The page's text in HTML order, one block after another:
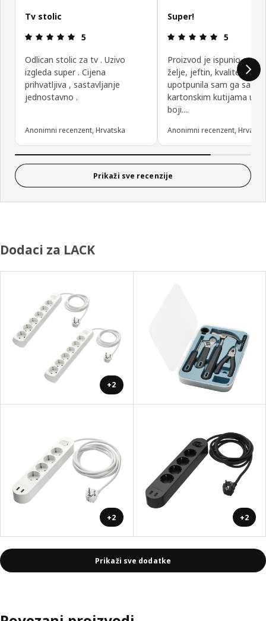
Tv stolic
Ocjena i recenzija: 5 od 5 zvjezdica.
5
Odlican stolic za tv . Uzivo
izgleda super . Cijena
prihvatljiva , sastavljanje
jednostavno .
Anonimni recenzent, Hrvatska
Super!
Ocjena i
5
Proizvod je ispunio sve
želje, jeftin, kvalitetan,
upotpunila sam ga sa
kartonskim kutijama u
boji....
Anonimni recenzent,
Prikaži sve recenzije
Dodaci za LACK
+2
+2 +2
Prikaži sve dodatke